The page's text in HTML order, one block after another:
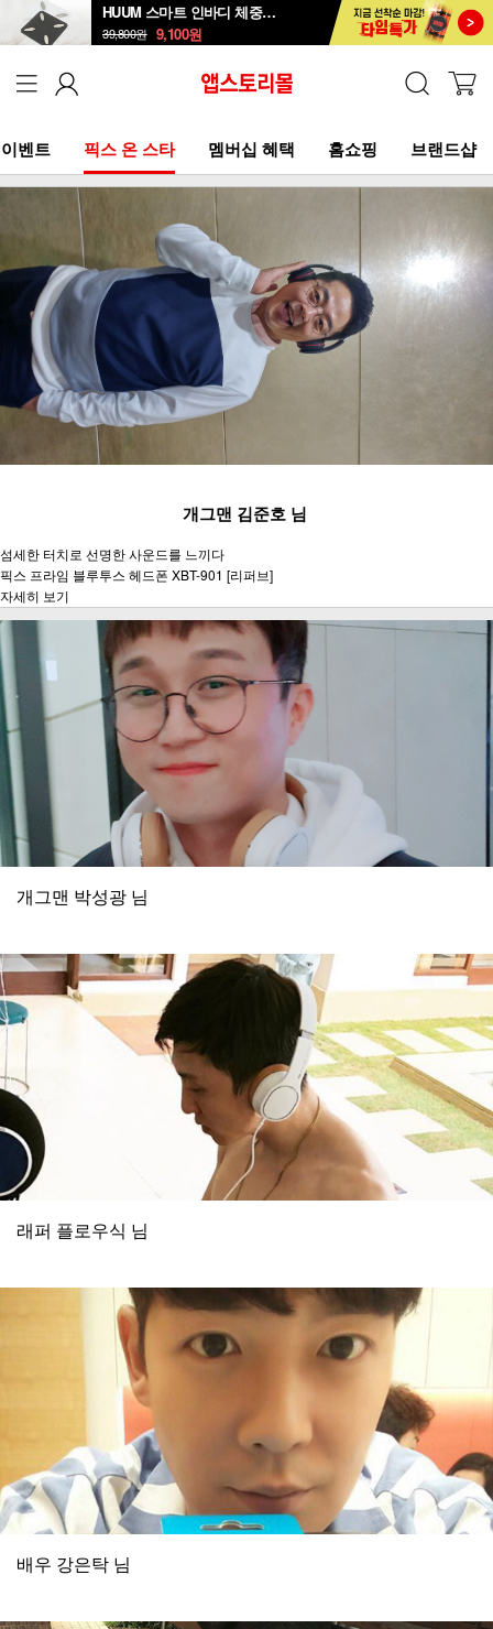
HUUM 스마트 인바디 체중계 SB-108B
39,800원 9,100원
이벤트 픽스 온 스타 멤버십 혜택 홈쇼핑 브랜드샵
개그맨 김준호 님
섬세한 터치로 선명한 사운드를 느끼다
픽스 프라임 블루투스 헤드폰 XBT-901 [리퍼브]
자세히 보기
개그맨 박성광 님
래퍼 플로우식 님
배우 강은탁 님